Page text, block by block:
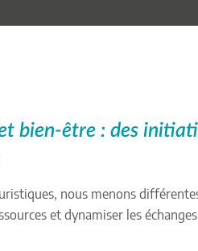
bien-être : des
nous menons
et dynamiser les